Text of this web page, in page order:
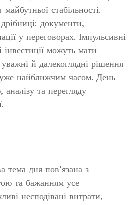
стабільності.
документи,
у переговорах. Імпульсивні
інвестиції можуть мати
й далекоглядні рішення
найближчим часом. День
та перегляду
тема дня пов’язана з
та бажанням усе
несподівані витрати,